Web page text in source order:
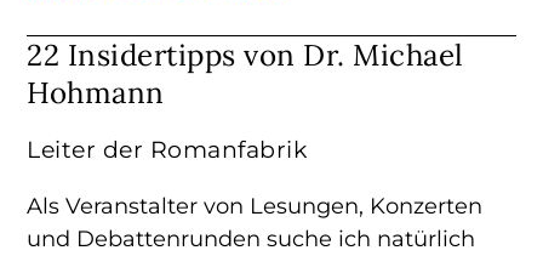
22 Insidertipps von Dr. Michael
Hohmann
Leiter der Romanfabrik
Als Veranstalter von Lesungen, Konzerten
und Debattenrunden suche ich natürlich